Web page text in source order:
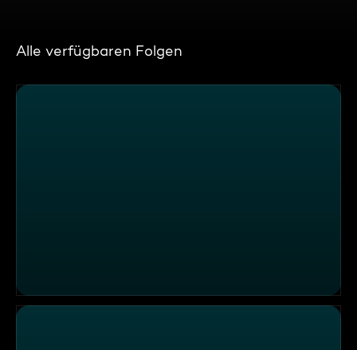
Alle verfügbaren Folgen
Kevin, Meike, Max